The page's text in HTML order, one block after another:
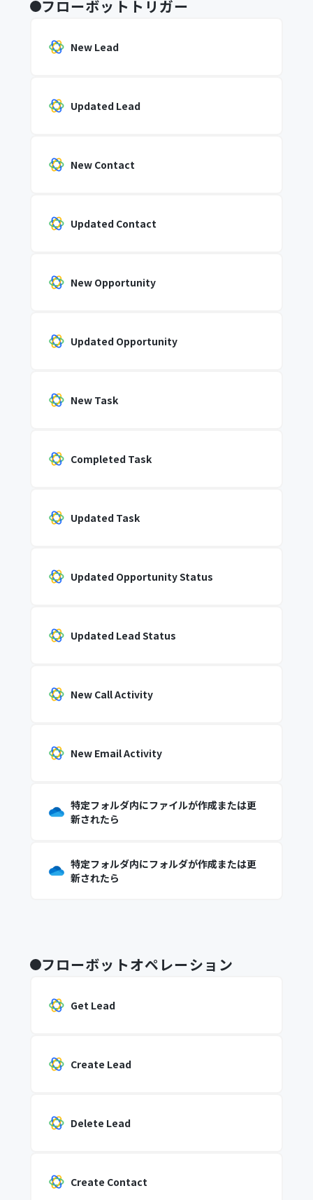
フローボットトリガー
New Lead
Updated Lead
New Contact
Updated Contact
New Opportunity
Updated Opportunity
New Task
Completed Task
Updated Task
Updated Opportunity Status
Updated Lead Status
New Call Activity
New Email Activity
特定フォルダ内にファイルが作成または更
新されたら
特定フォルダ内にフォルダが作成または更
新されたら
フローボットオペレーション
Get Lead
Create Lead
Delete Lead
Create Contact